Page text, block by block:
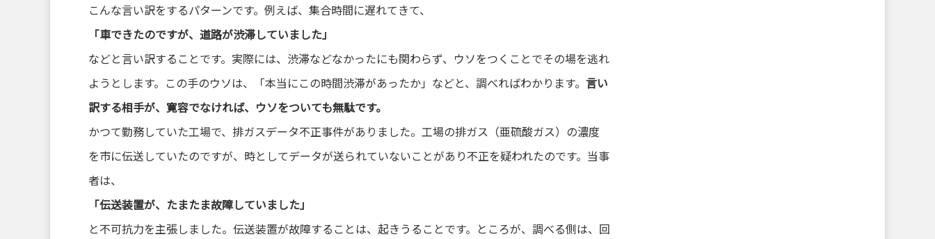
こんな言い訳をするパターンです。例えば、集合時間に遅れてきて、
「車できたのですが、道路が渋滞していました」
などと言い訳することです。実際には、渋滞などなかったにも関わらず、ウソをつくことでその場を逃れ
ようとします。この手のウソは、「本当にこの時間渋滞があったか」などと、調べればわかります。 言い
訳する相手が、寛容でなければ、ウソをついても無駄です。
かつて勤務していた工場で、排ガスデータ不正事件がありました。工場の排ガス（亜硫酸ガス）の濃度
を市に伝送していたのですが、時としてデータが送られていないことがあり不正を疑われたのです。当事
者は、
「伝送装置が、たまたま故障していました」
と不可抗力を主張しました。伝送装置が故障することは、起きうることです。ところが、調べる側は、回